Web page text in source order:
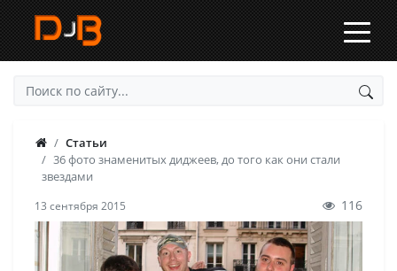
Статьи
36 фото знаменитых диджеев, до того как они стали
звездами
13 сентября 2015 116